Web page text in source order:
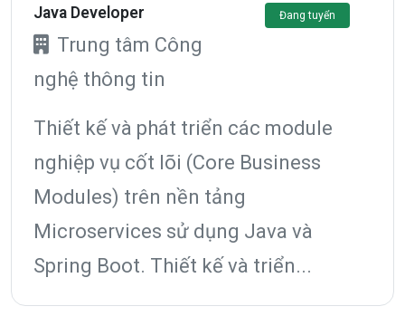
Java Developer
Trung tâm Công
nghệ thông tin
Đang tuyển
Thiết kế và phát triển các module
nghiệp vụ cốt lõi (Core Business
Modules) trên nền tảng
Microservices sử dụng Java và
Spring Boot. Thiết kế và triển...